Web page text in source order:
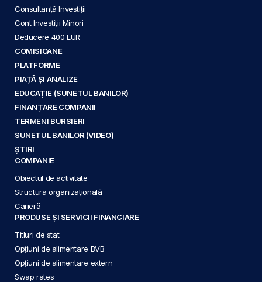
Consultanță Investiții
Cont Investiții Minori
Deducere 400 EUR
COMISIOANE
PLATFORME
PIAȚĂ ȘI ANALIZE
EDUCAȚIE (SUNETUL BANILOR)
FINANȚARE COMPANII
TERMENI BURSIERI
SUNETUL BANILOR (VIDEO)
ȘTIRI
COMPANIE
Obiectul de activitate
Structura organizațională
Carieră
PRODUSE ȘI SERVICII FINANCIARE
Titluri de stat
Opțiuni de alimentare BVB
Opțiuni de alimentare extern
Swap rates